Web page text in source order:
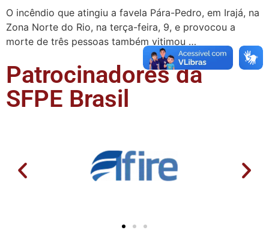
O incêndio que atingiu a favela Pára-Pedro, em Irajá, na
Zona Norte do Rio, na terça-feira, 9, e provocou a
morte de três pessoas também vitimou …
Patrocinadores da
SFPE Brasil